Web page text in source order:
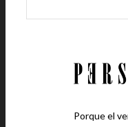
Porque el